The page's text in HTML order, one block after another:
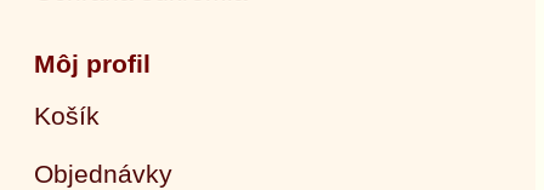
Môj profil
Košík
Objednávky